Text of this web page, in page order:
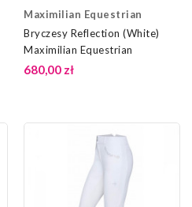
Maximilian Equestrian
Bryczesy Reflection (White)
Maximilian Equestrian
680,00 zł